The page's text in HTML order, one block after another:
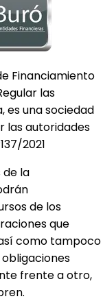
Financiamiento
las
es una sociedad
las autoridades
2021
de la
de los
que
como tampoco
frente a otro,